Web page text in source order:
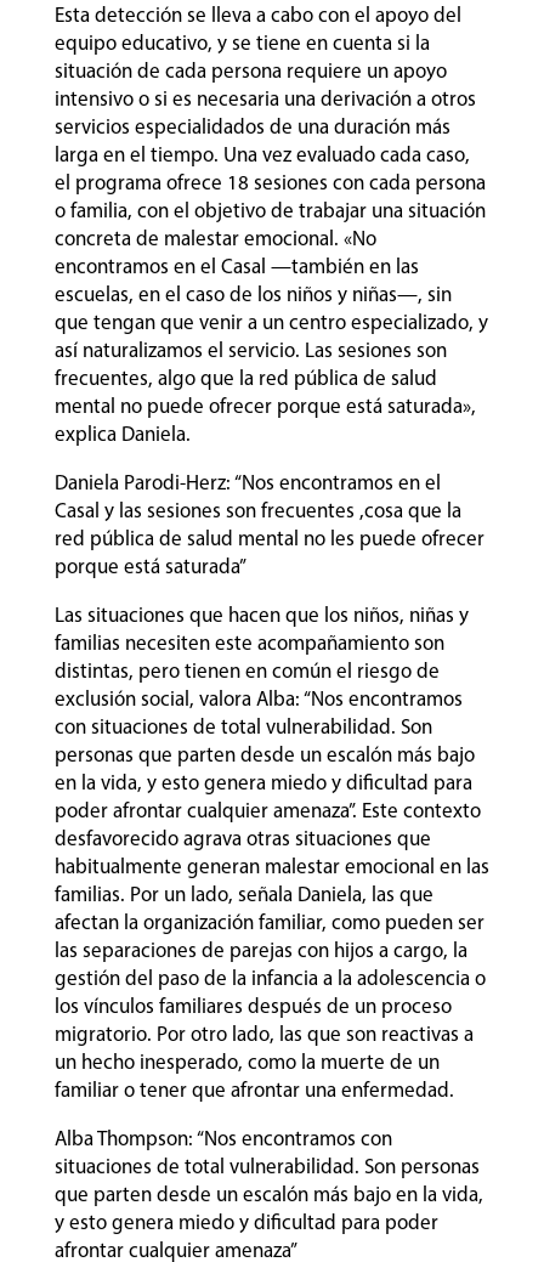
Esta detección se lleva a cabo con el apoyo del
equipo educativo, y se tiene en cuenta si la
situación de cada persona requiere un apoyo
intensivo o si es necesaria una derivación a otros
servicios especialidados de una duración más
larga en el tiempo. Una vez evaluado cada caso,
el programa ofrece 18 sesiones con cada persona
o familia, con el objetivo de trabajar una situación
concreta de malestar emocional. «No
encontramos en el Casal —también en las
escuelas, en el caso de los niños y niñas—, sin
que tengan que venir a un centro especializado, y
así naturalizamos el servicio. Las sesiones son
frecuentes, algo que la red pública de salud
mental no puede ofrecer porque está saturada»,
explica Daniela.
Daniela Parodi-Herz: “Nos encontramos en el
Casal y las sesiones son frecuentes ,cosa que la
red pública de salud mental no les puede ofrecer
porque está saturada”
Las situaciones que hacen que los niños, niñas y
familias necesiten este acompañamiento son
distintas, pero tienen en común el riesgo de
exclusión social, valora Alba: “Nos encontramos
con situaciones de total vulnerabilidad. Son
personas que parten desde un escalón más bajo
en la vida, y esto genera miedo y dificultad para
poder afrontar cualquier amenaza”. Este contexto
desfavorecido agrava otras situaciones que
habitualmente generan malestar emocional en las
familias. Por un lado, señala Daniela, las que
afectan la organización familiar, como pueden ser
las separaciones de parejas con hijos a cargo, la
gestión del paso de la infancia a la adolescencia o
los vínculos familiares después de un proceso
migratorio. Por otro lado, las que son reactivas a
un hecho inesperado, como la muerte de un
familiar o tener que afrontar una enfermedad.
Alba Thompson: “Nos encontramos con
situaciones de total vulnerabilidad. Son personas
que parten desde un escalón más bajo en la vida,
y esto genera miedo y dificultad para poder
afrontar cualquier amenaza”